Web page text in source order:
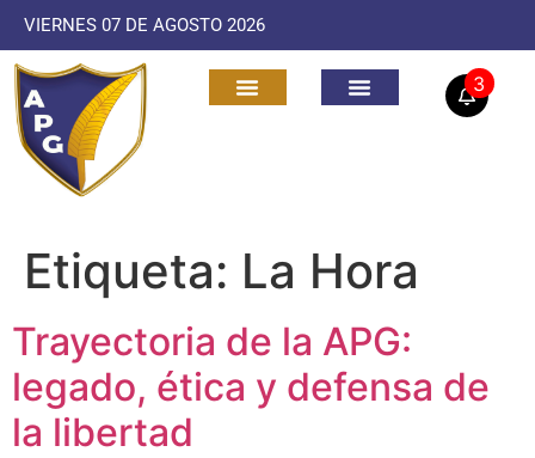
VIERNES 07 DE AGOSTO 2026
3
Etiqueta: La Hora
Trayectoria de la APG:
legado, ética y defensa de
la libertad